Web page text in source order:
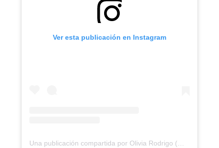
Ver esta publicación en Instagram
Una publicación compartida por Olivia Rodrigo (@oliviarodrigo)